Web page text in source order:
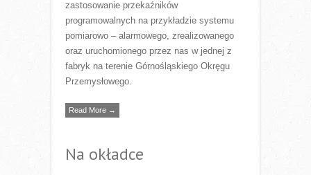
zastosowanie przekaźników
programowalnych na przykładzie systemu
pomiarowo – alarmowego, zrealizowanego
oraz uruchomionego przez nas w jednej z
fabryk na terenie Górnośląskiego Okręgu
Przemysłowego.
Read More →
Na okładce